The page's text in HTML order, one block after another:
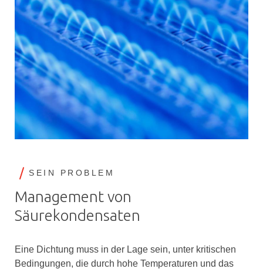
SEIN PROBLEM
Management von
Säurekondensaten
Eine Dichtung muss in der Lage sein, unter kritischen
Bedingungen, die durch hohe Temperaturen und das